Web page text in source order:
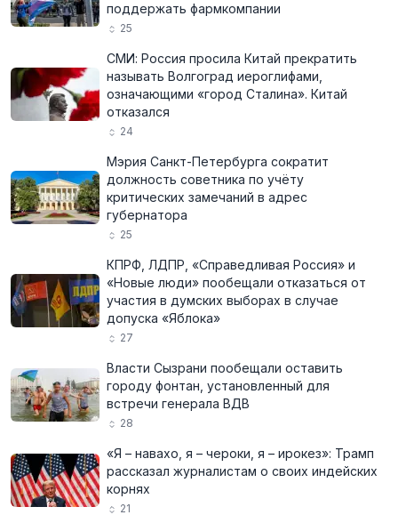
поддержать фармкомпании
25
СМИ: Россия просила Китай прекратить
называть Волгоград иероглифами,
означающими «город Сталина». Китай
отказался
24
Мэрия Санкт-Петербурга сократит
должность советника по учёту
критических замечаний в адрес
губернатора
25
КПРФ, ЛДПР, «Справедливая Россия» и
«Новые люди» пообещали отказаться от
участия в думских выборах в случае
допуска «Яблока»
27
Власти Сызрани пообещали оставить
городу фонтан, установленный для
встречи генерала ВДВ
28
«Я – навахо, я – чероки, я – ирокез»: Трамп
рассказал журналистам о своих индейских
корнях
21